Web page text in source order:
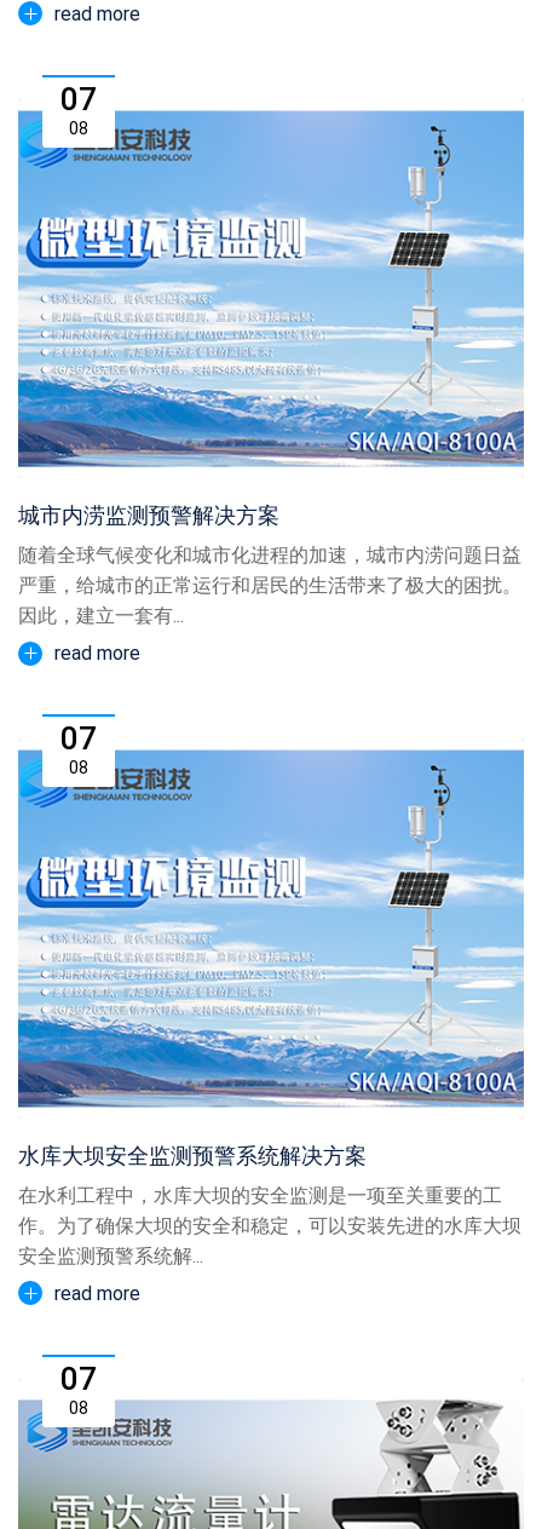
read more
07
08
城市内涝监测预警解决方案
随着全球气候变化和城市化进程的加速，城市内涝问题日益
严重，给城市的正常运行和居民的生活带来了极大的困扰。
因此，建立一套有...
read more
07
08
水库大坝安全监测预警系统解决方案
在水利工程中，水库大坝的安全监测是一项至关重要的工
作。为了确保大坝的安全和稳定，可以安装先进的水库大坝
安全监测预警系统解...
read more
07
08